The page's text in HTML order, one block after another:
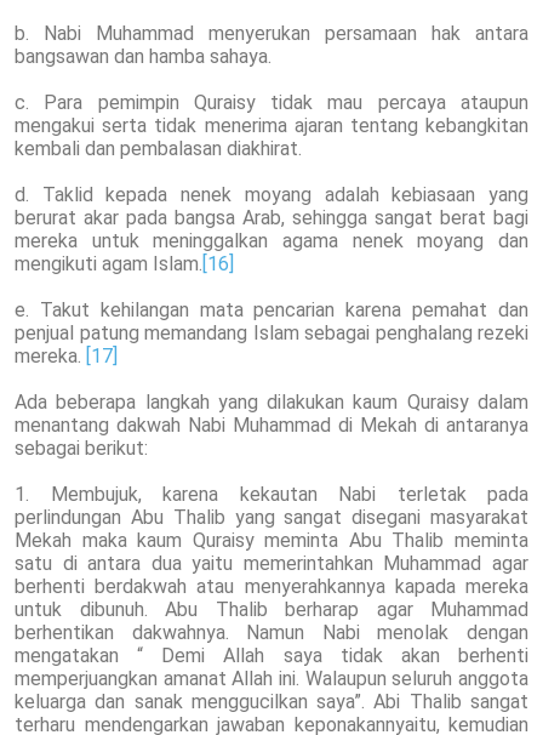
b. Nabi Muhammad menyerukan persamaan hak antara
bangsawan dan hamba sahaya.
c. Para pemimpin Quraisy tidak mau percaya ataupun
mengakui serta tidak menerima ajaran tentang kebangkitan
kembali dan pembalasan diakhirat.
d. Taklid kepada nenek moyang adalah kebiasaan yang
berurat akar pada bangsa Arab, sehingga sangat berat bagi
mereka untuk meninggalkan agama nenek moyang dan
mengikuti agam Islam. [16]
e. Takut kehilangan mata pencarian karena pemahat dan
penjual patung memandang Islam sebagai penghalang rezeki
mereka. [17]
Ada beberapa langkah yang dilakukan kaum Quraisy dalam
menantang dakwah Nabi Muhammad di Mekah di antaranya
sebagai berikut:
1. Membujuk, karena kekautan Nabi terletak pada
perlindungan Abu Thalib yang sangat disegani masyarakat
Mekah maka kaum Quraisy meminta Abu Thalib meminta
satu di antara dua yaitu memerintahkan Muhammad agar
berhenti berdakwah atau menyerahkannya kapada mereka
untuk dibunuh. Abu Thalib berharap agar Muhammad
berhentikan dakwahnya. Namun Nabi menolak dengan
mengatakan “ Demi Allah saya tidak akan berhenti
memperjuangkan amanat Allah ini. Walaupun seluruh anggota
keluarga dan sanak menggucilkan saya”. Abi Thalib sangat
terharu mendengarkan jawaban keponakannyaitu, kemudian